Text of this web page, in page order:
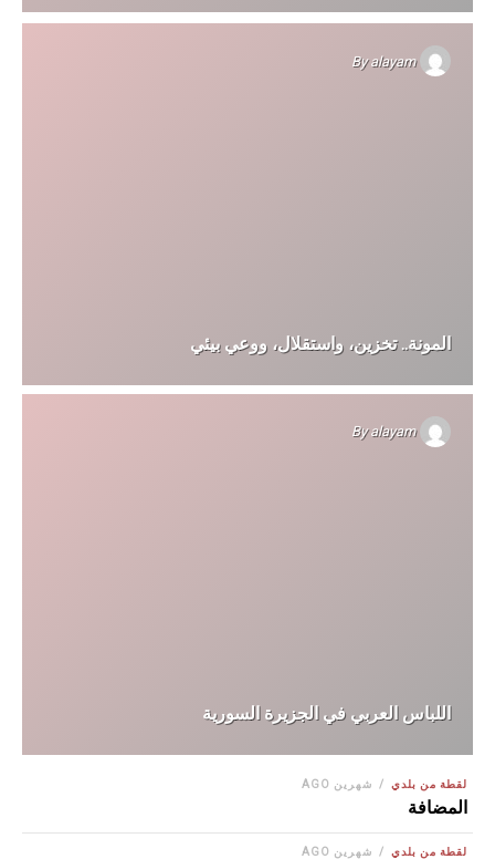
Byalayam
المونة.. تخزين، واستقلال، ووعي بيئي
Byalayam
اللباس العربي في الجزيرة السورية
لقطة من بلدي شهرين AGO
المضافة
لقطة من بلدي شهرين AGO